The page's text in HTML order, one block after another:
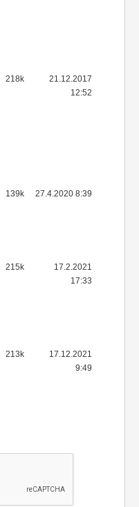
218k
21.12.2017
12:52
139k 27.4.2020 8:39
215k
17.2.2021
17:33
213k
17.12.2021
9:49